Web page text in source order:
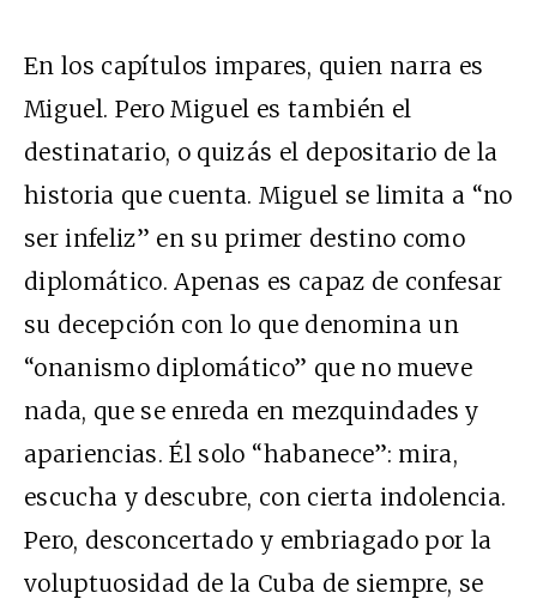
En los capítulos impares, quien narra es
Miguel. Pero Miguel es también el
destinatario, o quizás el depositario de la
historia que cuenta. Miguel se limita a “no
ser infeliz” en su primer destino como
diplomático. Apenas es capaz de confesar
su decepción con lo que denomina un
“onanismo diplomático” que no mueve
nada, que se enreda en mezquindades y
apariencias. Él solo “habanece”: mira,
escucha y descubre, con cierta indolencia.
Pero, desconcertado y embriagado por la
voluptuosidad de la Cuba de siempre, se